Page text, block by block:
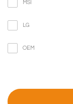
MSI
LG
OEM